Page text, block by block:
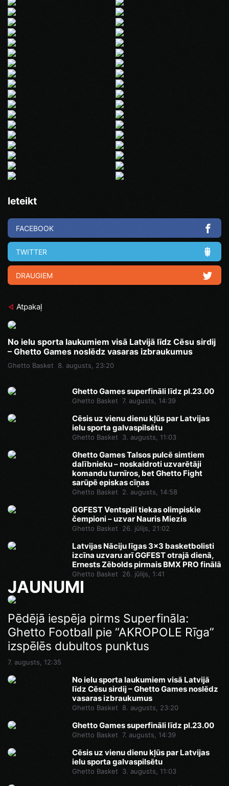
Ieteikt
FACEBOOK
TWITTER
DRAUGIEM
Atpakaļ
No ielu sporta laukumiem visā Latvijā līdz Cēsu sirdij
– Ghetto Games noslēdz vasaras izbraukumus
Ghetto Basket 8. augusts, 23:20
Ghetto Games superfināli līdz pl.23.00
Ghetto Basket 7. augusts, 14:39
Cēsis uz vienu dienu kļūs par Latvijas
ielu sporta galvaspilsētu
Ghetto Basket 3. augusts, 11:03
Ghetto Games Talsos pulcē simtiem
dalībnieku – noskaidroti uzvarētāji
komandu turnīros, bet Ghetto Fight
sarūpē episkas cīņas
Ghetto Basket 2. augusts, 14:58
GGFEST Ventspilī tiekas olimpiskie
čempioni – uzvar Nauris Miezis
Ghetto Basket 26. jūlijs, 21:02
Latvijas Nāciju līgas 3x3 basketbolisti
izcīna uzvaru arī GGFEST otrajā dienā,
Ernests Zēbolds pirmais BMX PRO finālā
Ghetto Basket 26. jūlijs, 1:41
JAUNUMI
Ghetto Games superfināli līdz pl.23.00
7. augusts, 14:46
Pēdējā iespēja pirms Superfināla:
Ghetto Football pie “AKROPOLE Rīga”
izspēlēs dubultos punktus
7. augusts, 12:35
No ielu sporta laukumiem visā Latvijā
līdz Cēsu sirdij – Ghetto Games noslēdz
vasaras izbraukumus
Ghetto Basket 8. augusts, 23:20
Ghetto Games superfināli līdz pl.23.00
Ghetto Basket 7. augusts, 14:39
Cēsis uz vienu dienu kļūs par Latvijas
ielu sporta galvaspilsētu
Ghetto Basket 3. augusts, 11:03